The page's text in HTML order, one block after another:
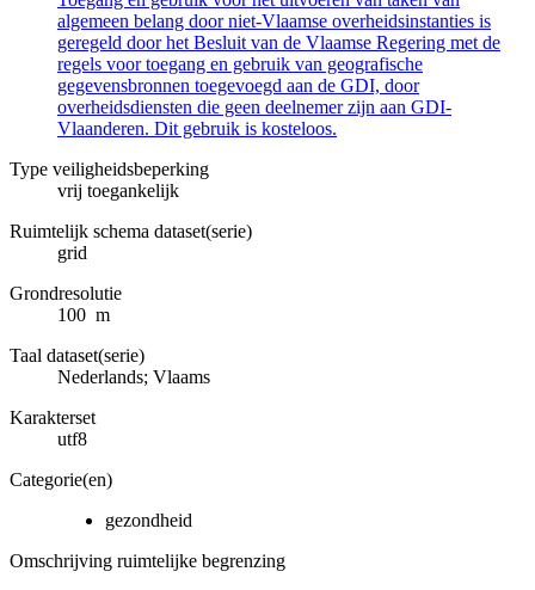
algemeen belang door niet-Vlaamse overheidsinstanties is
geregeld door het Besluit van de Vlaamse Regering met de
regels voor toegang en gebruik van geografische
gegevensbronnen toegevoegd aan de GDI, door
overheidsdiensten die geen deelnemer zijn aan GDI-
Vlaanderen. Dit gebruik is kosteloos.
Type veiligheidsbeperking
vrij toegankelijk
Ruimtelijk schema dataset(serie)
grid
Grondresolutie
100 m
Taal dataset(serie)
Nederlands; Vlaams
Karakterset
utf8
Categorie(en)
gezondheid
Omschrijving ruimtelijke begrenzing